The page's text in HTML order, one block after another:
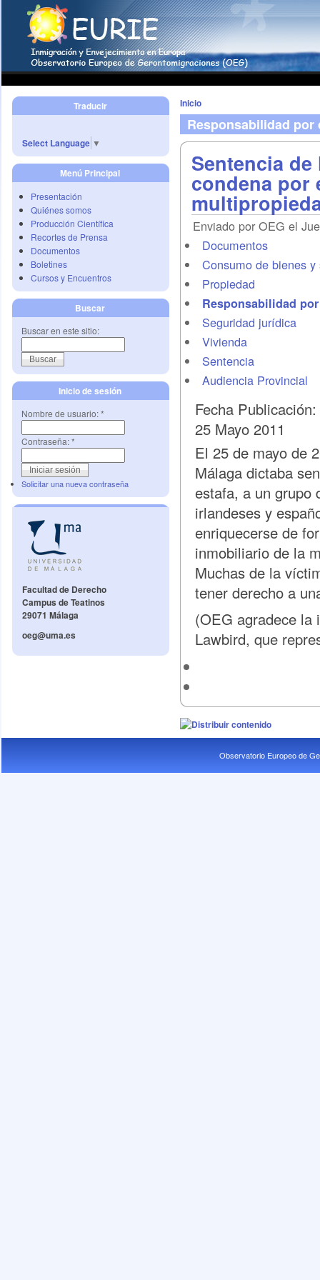
Traducir
Select Language ▼
Menú Principal
Presentación
Quiénes somos
Producción Científica
Recortes de Prensa
Documentos
Boletines
Cursos y Encuentros
Buscar
Buscar en este sitio:
Inicio de sesión
Nombre de usuario:*
Contraseña:*
Solicitar una nueva contraseña
Facultad de Derecho
Campus de Teatinos
29071 Málaga
oeg@uma.es
Inicio
Responsabilidad por
Sentencia
condena por
Enviado por OEG el
Documentos
Consumo de bienes y
Propiedad
Responsabilidad
Seguridad jurídica
Vivienda
Sentencia
Audiencia Provincial
Fecha Publicación:
25 Mayo 2011
El 25 de mayo de
Málaga dictaba
estafa, a un grupo
irlandeses y
enriquecerse de
inmobiliario de la
Muchas de la
tener derecho a
(OEG agradece la
Lawbird, que
Observatorio Europeo de